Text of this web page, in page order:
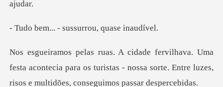
- sussurrou, q
sta acontecia para os turistas - nossa sorte. Entre luz